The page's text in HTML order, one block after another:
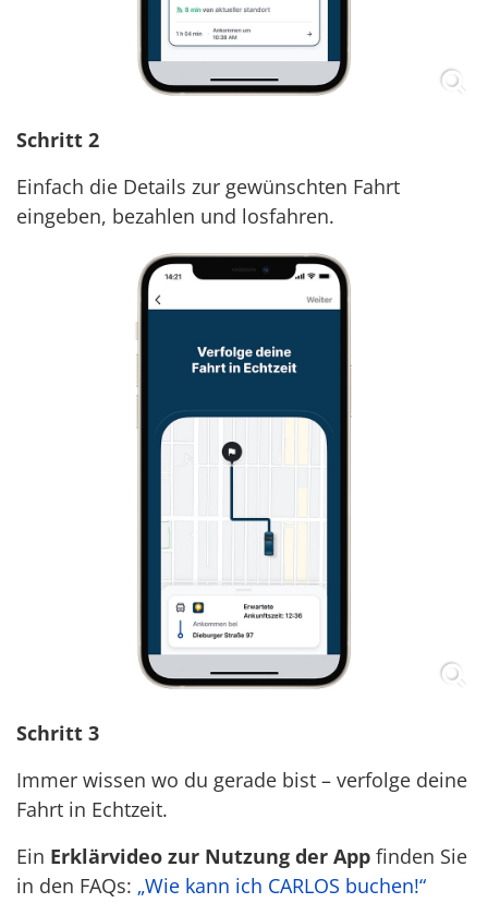
Schritt 2
Einfach die Details zur gewünschten Fahrt
eingeben, bezahlen und losfahren.
Schritt 3
Immer wissen wo du gerade bist – verfolge deine
Fahrt in Echtzeit.
Ein Erklärvideo zur Nutzung der App finden Sie
in den FAQs: „Wie kann ich CARLOS buchen!“